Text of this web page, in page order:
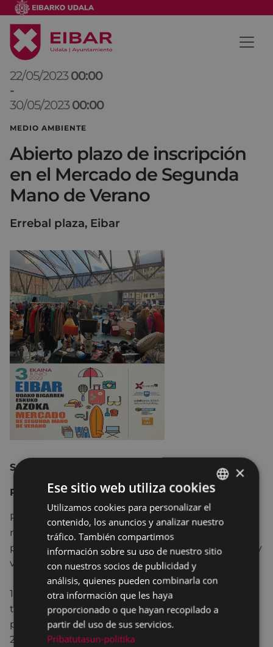
22/05/2023 00:00
-
30/05/2023 00:00
MEDIO AMBIENTE
Abierto plazo de inscripción
en el Mercado de Segunda
Mano de Verano
Errebal plaza, Eibar
Sábado 3 de JUNIO
Plaza ERREBAL, 10:00 – 14:00
Reserva una mesa para vender objetos que no
necesites y que estén en buen estado. Pueden
participar todas las asociaciones, centros escolares y
vecinos-as de Eibar. Dos opciones:
1-Reserva un puesto de venta (una mesa) y vende
tus cosas usadas. Es obligatorio realizar reserva
previa.
2-Deja tus objetos (máx. 10) en el servicio de venta
BASQUE
SPANISH
×
Ese sitio web utiliza cookies
Utilizamos cookies para personalizar el
contenido, los anuncios y analizar nuestro
tráfico. También compartimos
información sobre su uso de nuestro sitio
con nuestros socios de publicidad y
análisis, quienes pueden combinarla con
otra información que les haya
proporcionado o que hayan recopilado a
partir del uso de sus servicios.
Pribatutasun-politika